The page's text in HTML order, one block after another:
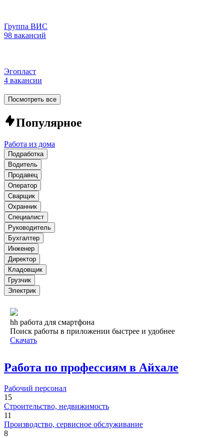
Группа ВИС
98 вакансий
Эгопласт
4 вакансии
Посмотреть все
Популярное
Работа из дома
Подработка
Водитель
Продавец
Оператор
Сварщик
Охранник
Специалист
Руководитель
Бухгалтер
Инженер
Директор
Кладовщик
Грузчик
Электрик
hh работа для смартфона
Поиск работы в приложении быстрее и удобнее
Скачать
Работа по профессиям в Айхале
Рабочий персонал
15
Строительство, недвижимость
11
Производство, сервисное обслуживание
8